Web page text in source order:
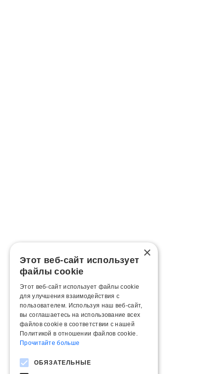
×
Этот веб-сайт использует
файлы cookie
Этот веб-сайт использует файлы cookie
для улучшения взаимодействия с
пользователем. Используя наш веб-сайт,
вы соглашаетесь на использование всех
файлов cookie в соответствии с нашей
Политикой в ​​отношении файлов cookie.
Прочитайте больше
ОБЯЗАТЕЛЬНЫЕ